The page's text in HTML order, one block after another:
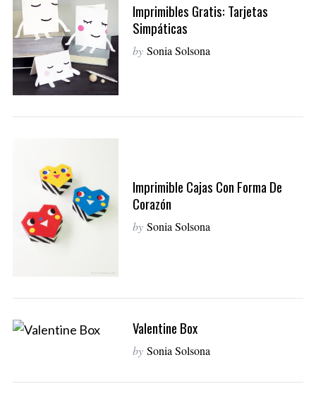
Imprimibles Gratis: Tarjetas
Simpáticas
by Sonia Solsona
Imprimible Cajas Con Forma De
Corazón
by Sonia Solsona
Valentine Box
by Sonia Solsona